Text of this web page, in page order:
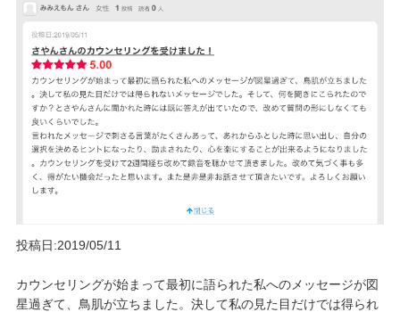
投稿日:2019/05/11
カウンセリングが始まって最初に語られた私へのメッセージが図
星過ぎて、鳥肌が立ちました。決して私の見た目だけでは得られ